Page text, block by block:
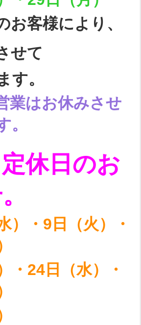
お客様により、
せて
す。
業はお休みさせ
。
日のお
）・9日（火）・
・ 24日（水）・